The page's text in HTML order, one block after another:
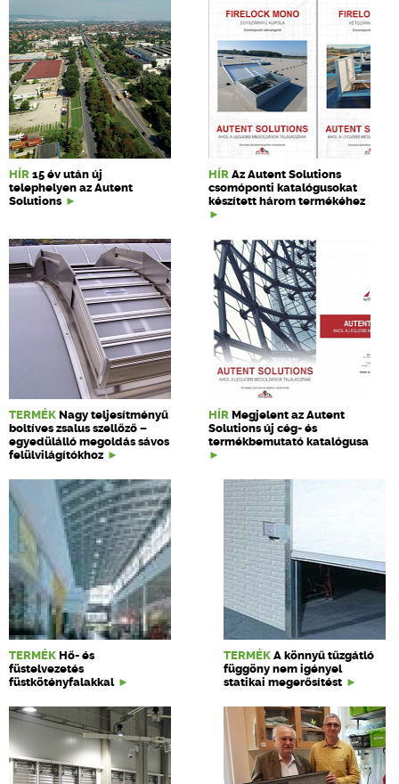
HÍR 15 év után új
telephelyen az Autent
Solutions
HÍR Az Autent Solutions
csomóponti katalógusokat
készített három termékéhez
TERMÉK Nagy teljesítményű
boltíves zsalus szellőző –
egyedülálló megoldás sávos
felülvilágítókhoz
HÍR Megjelent az Autent
Solutions új cég- és
termékbemutató katalógusa
TERMÉK Hő- és
füstelvezetés
füstkötényfalakkal
TERMÉK A könnyű tűzgátló
függöny nem igényel
statikai megerősítést